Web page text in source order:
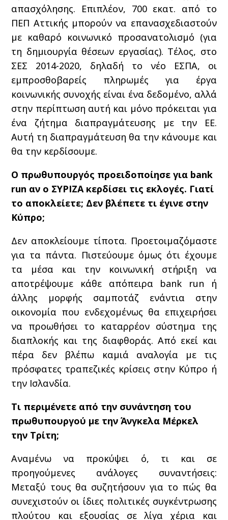
απασχόλησης. Επιπλέον, 700 εκατ. από το
ΠΕΠ Αττικής μπορούν να επανασχεδιαστούν
με καθαρό κοινωνικό προσανατολισμό (για
τη δημιουργία θέσεων εργασίας). Τέλος, στο
ΣΕΣ 2014-2020, δηλαδή το νέο ΕΣΠΑ, οι
εμπροσθοβαρείς πληρωμές για έργα
κοινωνικής συνοχής είναι ένα δεδομένο, αλλά
στην περίπτωση αυτή και μόνο πρόκειται για
ένα ζήτημα διαπραγμάτευσης με την ΕΕ.
Αυτή τη διαπραγμάτευση θα την κάνουμε και
θα την κερδίσουμε.
Ο πρωθυπουργός προειδοποίησε για bank
run αν ο ΣΥΡΙΖΑ κερδίσει τις εκλογές. Γιατί
το αποκλείετε; Δεν βλέπετε τι έγινε στην
Κύπρο;
Δεν αποκλείουμε τίποτα. Προετοιμαζόμαστε
για τα πάντα. Πιστεύουμε όμως ότι έχουμε
τα μέσα και την κοινωνική στήριξη να
αποτρέψουμε κάθε απόπειρα bank run ή
άλλης μορφής σαμποτάζ ενάντια στην
οικονομία που ενδεχομένως θα επιχειρήσει
να προωθήσει το καταρρέον σύστημα της
διαπλοκής και της διαφθοράς. Από εκεί και
πέρα δεν βλέπω καμιά αναλογία με τις
πρόσφατες τραπεζικές κρίσεις στην Κύπρο ή
την Ισλανδία.
Τι περιμένετε από την συνάντηση του
πρωθυπουργού με την Άνγκελα Μέρκελ
την Τρίτη;
Αναμένω να προκύψει ό, τι και σε
προηγούμενες ανάλογες συναντήσεις:
Μεταξύ τους θα συζητήσουν για το πώς θα
συνεχιστούν οι ίδιες πολιτικές συγκέντρωσης
πλούτου και εξουσίας σε λίγα χέρια και